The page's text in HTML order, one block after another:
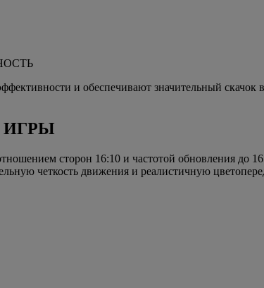
и обеспечивают значительный
ИГРЫ
сторон 16:10 и частотой обновления до
четкость движения и реалистичную